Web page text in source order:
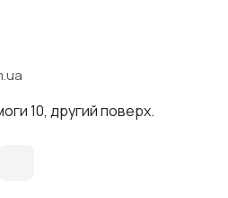
10, другий поверх.